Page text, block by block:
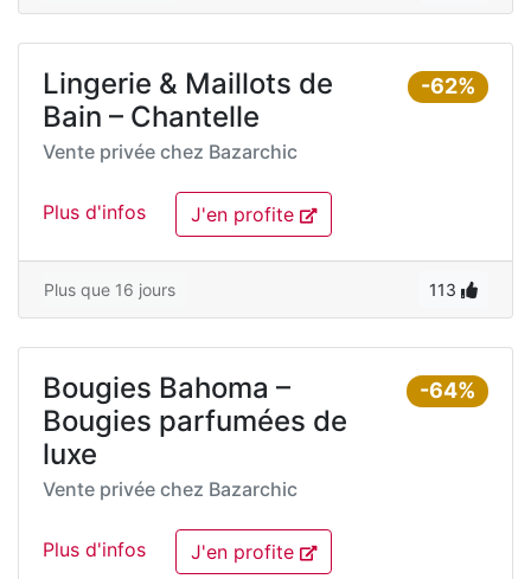
-62%
Lingerie & Maillots de
Bain – Chantelle
Vente privée chez Bazarchic
Plus d'infos J'en profite
Plus que 16 jours 113
-64%
Bougies Bahoma –
Bougies parfumées de
luxe
Vente privée chez Bazarchic
Plus d'infos J'en profite